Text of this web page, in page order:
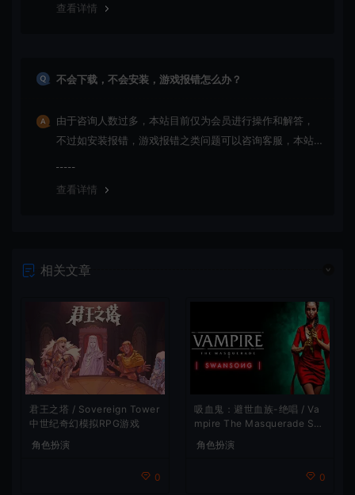
查看详情
不会下载，不会安装，游戏报错怎么办？
由于咨询人数过多，本站目前仅为会员进行操作和解答，
不过如安装报错，游戏报错之类问题可以咨询客服，本站
查看详情
相关文章
君王之塔 / Sovereign Tower
中世纪奇幻模拟RPG游戏
角色扮演
0
吸血鬼：避世血族-绝唱 / Va
mpire The Masquerade Sw
角色扮演
0